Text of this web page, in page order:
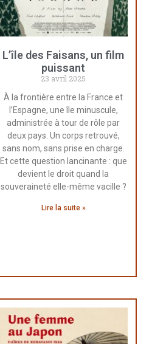
L’île des Faisans, un film
puissant
23 avril 2025
À la frontière entre la France et
l’Espagne, une île minuscule,
administrée à tour de rôle par
deux pays. Un corps retrouvé,
sans nom, sans prise en charge.
Et cette question lancinante : que
devient le droit quand la
souveraineté elle-même vacille ?
Lire la suite »